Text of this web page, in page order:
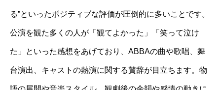
る”といったポジティブな評価が圧倒的に多いことです。
公演を観た多くの人が「観てよかった」「笑って泣け
た」といった感想をあげており、ABBAの曲や歌唱、舞
台演出、キャストの熱演に関する賛辞が目立ちます。物